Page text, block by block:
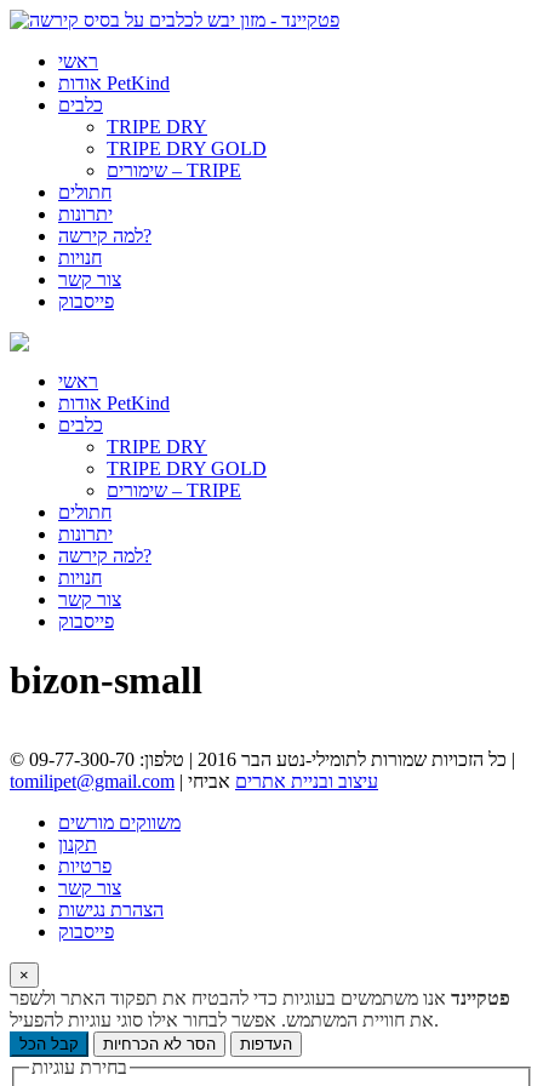
ראשי
אודות PetKind
כלבים
TRIPE DRY
TRIPE DRY GOLD
שימורים – TRIPE
חתולים
יתרונות
למה קירשה?
חנויות
צור קשר
פייסבוק
ראשי
אודות PetKind
כלבים
TRIPE DRY
TRIPE DRY GOLD
שימורים – TRIPE
חתולים
יתרונות
למה קירשה?
חנויות
צור קשר
פייסבוק
bizon-small
© כל הזכויות שמורות לתומילי-נטע הבר 2016 | טלפון: 09-77-300-70 |
tomilipet@gmail.com | עיצוב ובניית אתרים אביחי
משווקים מורשים
תקנון
פרטיות
צור קשר
הצהרת נגישות
פייסבוק
×
פטקיינד אנו משתמשים בעוגיות כדי להבטיח את תפקוד האתר ולשפר
את חוויית המשתמש. אפשר לבחור אילו סוגי עוגיות להפעיל.
קבל הכל הסר לא הכרחיות העדפות
בחירת עוגיות